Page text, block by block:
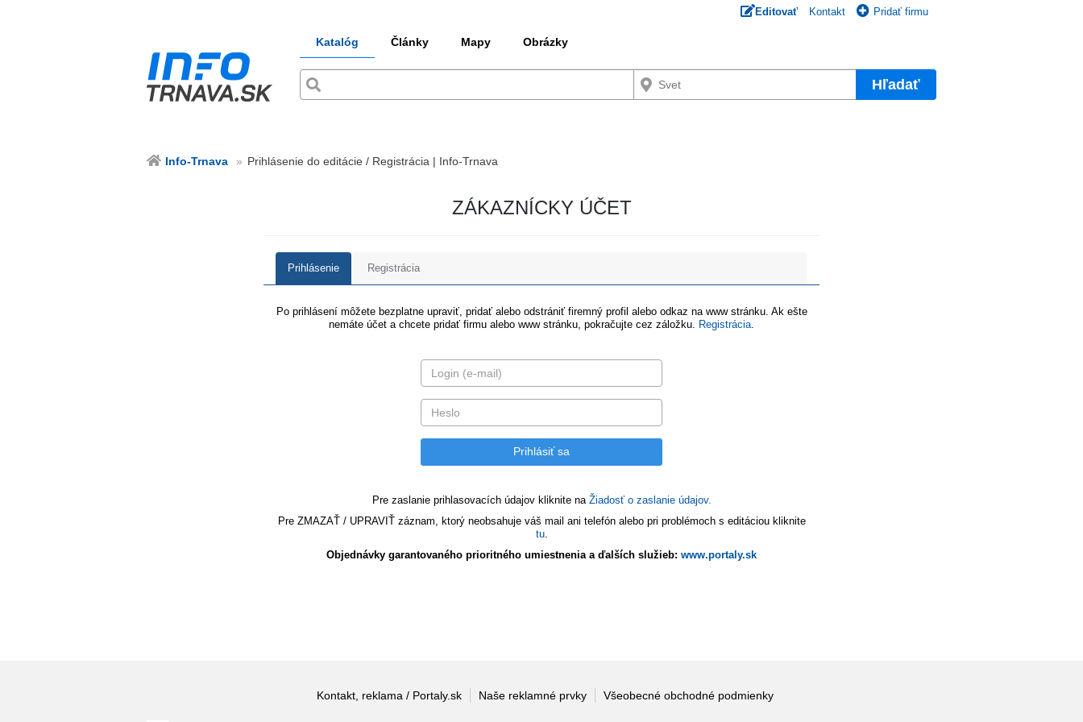
Editovať Kontakt Pridať firmu
Katalóg Články Mapy Obrázky
Hľadať
Info-Trnava Prihlásenie do editácie / Registrácia | Info-Trnava
ZÁKAZNÍCKY ÚČET
Prihlásenie Registrácia
Po prihlásení môžete bezplatne upraviť, pridať alebo odstrániť firemný profil alebo odkaz na www stránku. Ak ešte
nemáte účet a chcete pridať firmu alebo www stránku, pokračujte cez záložku.
Registrácia
Pre zaslanie prihlasovacích údajov kliknite na Žiadosť o zaslanie údajov.
Pre ZMAZAŤ / UPRAVIŤ záznam, ktorý neobsahuje váš mail ani telefón alebo pri problémoch s editáciou kliknite
tu.
Objednávky garantovaného prioritného umiestnenia a ďalších služieb: www.portaly.sk
Kontakt, reklama / Portaly.sk Naše reklamné prvky Všeobecné obchodné podmienky